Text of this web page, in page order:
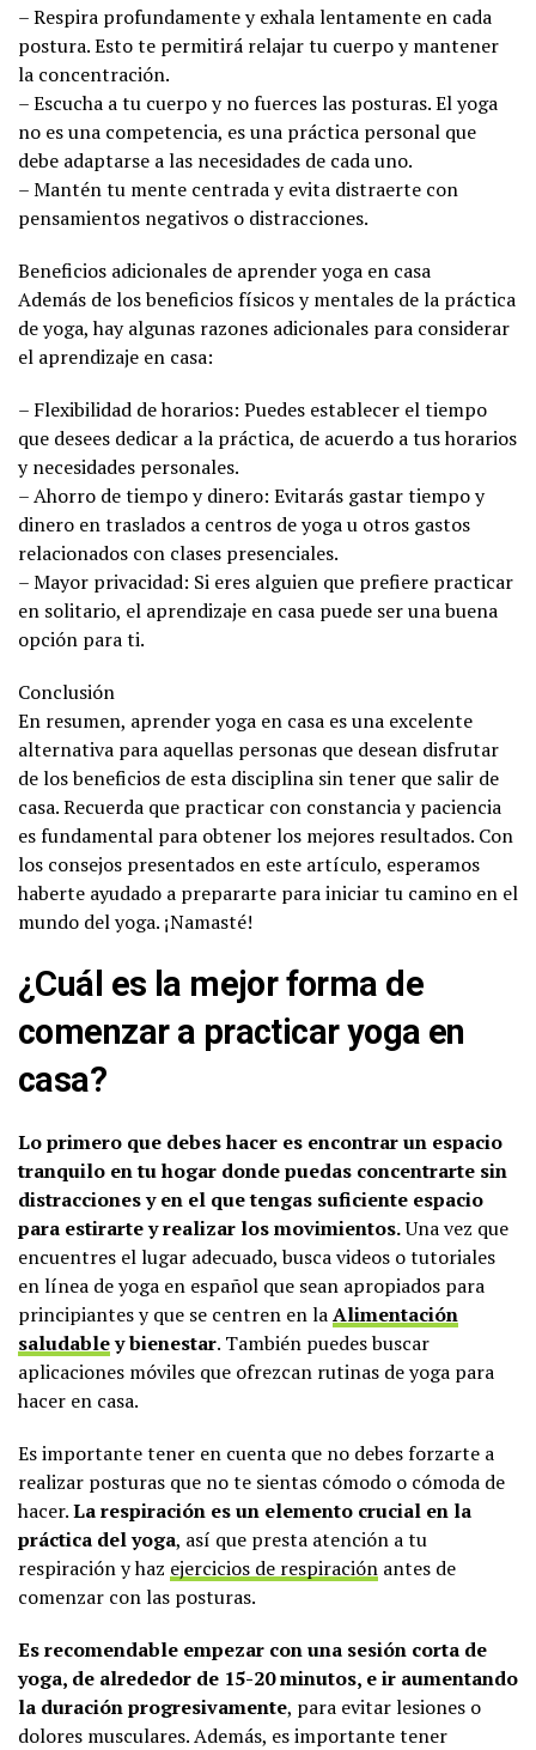
– Respira profundamente y exhala lentamente en cada
postura. Esto te permitirá relajar tu cuerpo y mantener
la concentración.
– Escucha a tu cuerpo y no fuerces las posturas. El yoga
no es una competencia, es una práctica personal que
debe adaptarse a las necesidades de cada uno.
– Mantén tu mente centrada y evita distraerte con
pensamientos negativos o distracciones.
Beneficios adicionales de aprender yoga en casa
Además de los beneficios físicos y mentales de la práctica
de yoga, hay algunas razones adicionales para considerar
el aprendizaje en casa:
– Flexibilidad de horarios: Puedes establecer el tiempo
que desees dedicar a la práctica, de acuerdo a tus horarios
y necesidades personales.
– Ahorro de tiempo y dinero: Evitarás gastar tiempo y
dinero en traslados a centros de yoga u otros gastos
relacionados con clases presenciales.
– Mayor privacidad: Si eres alguien que prefiere practicar
en solitario, el aprendizaje en casa puede ser una buena
opción para ti.
Conclusión
En resumen, aprender yoga en casa es una excelente
alternativa para aquellas personas que desean disfrutar
de los beneficios de esta disciplina sin tener que salir de
casa. Recuerda que practicar con constancia y paciencia
es fundamental para obtener los mejores resultados. Con
los consejos presentados en este artículo, esperamos
haberte ayudado a prepararte para iniciar tu camino en el
mundo del yoga. ¡Namasté!
¿Cuál es la mejor forma de
comenzar a practicar yoga en
casa?
Lo primero que debes hacer es encontrar un espacio
tranquilo en tu hogar donde puedas concentrarte sin
distracciones y en el que tengas suficiente espacio
para estirarte y realizar los movimientos.Una vez que
encuentres el lugar adecuado, busca videos o tutoriales
en línea de yoga en español que sean apropiados para
principiantes y que se centren en laAlimentación
saludabley bienestar. También puedes buscar
aplicaciones móviles que ofrezcan rutinas de yoga para
hacer en casa.
Es importante tener en cuenta que no debes forzarte a
realizar posturas que no te sientas cómodo o cómoda de
hacer.La respiración es un elemento crucial en la
práctica del yoga, así que presta atención a tu
respiración y haz ejercicios de respiración antes de
comenzar con las posturas.
Es recomendable empezar con una sesión corta de
yoga, de alrededor de 15-20 minutos, e ir aumentando
la duración progresivamente, para evitar lesiones o
dolores musculares. Además, es importante tener